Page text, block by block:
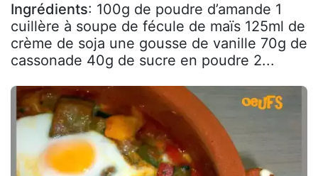
Ingrédients: 100g de poudre d’amande 1
cuillère à soupe de fécule de maïs 125ml de
crème de soja une gousse de vanille 70g de
cassonade 40g de sucre en poudre 2...